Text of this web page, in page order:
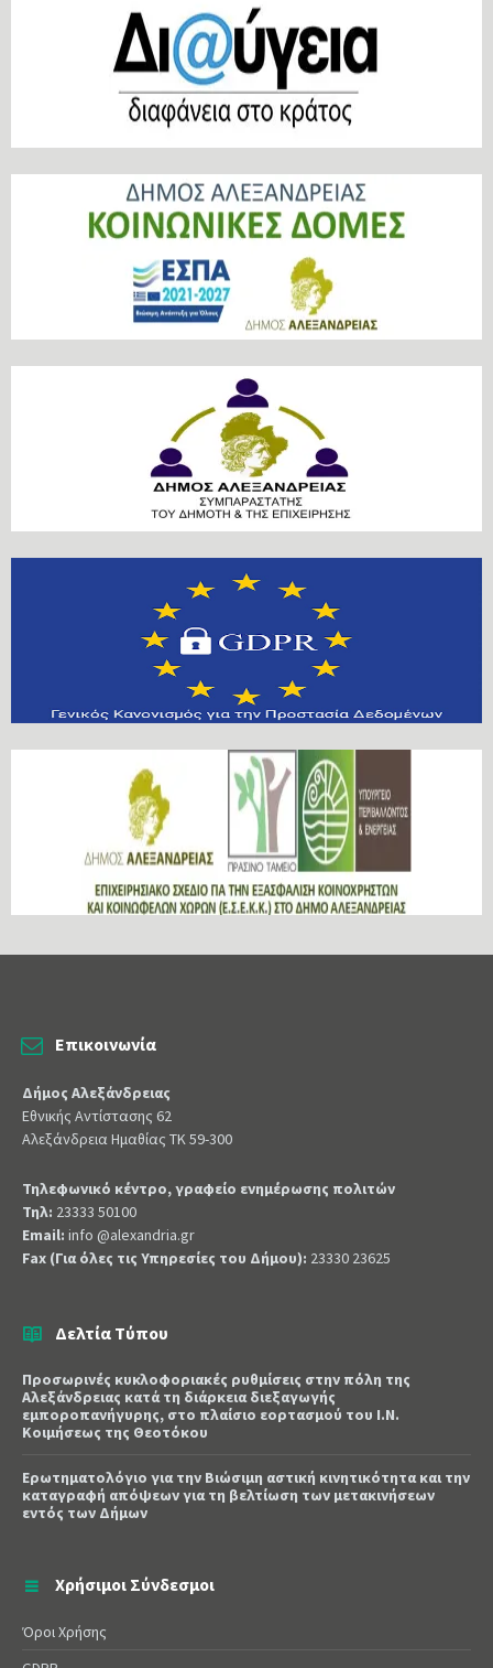
Επικοινωνία
Δήμος Αλεξάνδρειας
Εθνικής Αντίστασης 62
Αλεξάνδρεια Ημαθίας ΤΚ 59-300
Τηλεφωνικό κέντρο, γραφείο ενημέρωσης πολιτών
Τηλ: 23333 50100
Email: info @alexandria.gr
Fax (Για όλες τις Υπηρεσίες του Δήμου): 23330 23625
Δελτία Τύπου
Προσωρινές κυκλοφοριακές ρυθμίσεις στην πόλη της
Αλεξάνδρειας κατά τη διάρκεια διεξαγωγής
εμποροπανήγυρης, στο πλαίσιο εορτασμού του Ι.Ν.
Κοιμήσεως της Θεοτόκου
Ερωτηματολόγιο για την Βιώσιμη αστική κινητικότητα και την
καταγραφή απόψεων για τη βελτίωση των μετακινήσεων
εντός των Δήμων
Χρήσιμοι Σύνδεσμοι
Όροι Χρήσης